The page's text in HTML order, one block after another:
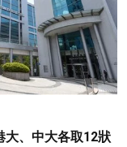
大、中大各取12狀